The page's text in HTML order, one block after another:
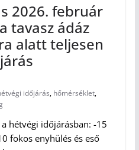
2026. február
tavasz ádáz
alatt teljesen
időjárás, hőmérséklet,
hétvégi időjárásban: -15
fokos enyhülés és eső